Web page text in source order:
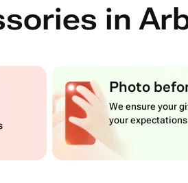
in
Photo
We ensure your
your expectations